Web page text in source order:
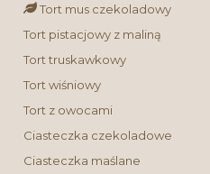
Tort mus czekoladowy
Tort pistacjowy z maliną
Tort truskawkowy
Tort wiśniowy
Tort z owocami
Ciasteczka czekoladowe
Ciasteczka maślane